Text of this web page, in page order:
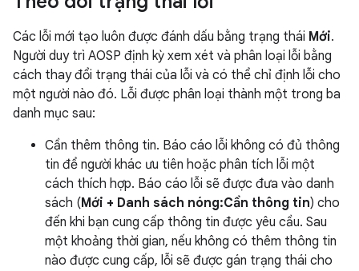
Các lỗi mới tạo luôn được đánh dấu bằng trạng thái Mới.
Người duy trì AOSP định kỳ xem xét và phân loại lỗi bằng
cách thay đổi trạng thái của lỗi và có thể chỉ định lỗi cho
một người nào đó. Lỗi được phân loại thành một trong ba
danh mục sau:
Cần thêm thông tin. Báo cáo lỗi không có đủ thông
tin để người khác ưu tiên hoặc phân tích lỗi một
cách thích hợp. Báo cáo lỗi sẽ được đưa vào danh
sách (Mới + Danh sách nóng:Cần thông tin) cho
đến khi bạn cung cấp thông tin được yêu cầu. Sau
một khoảng thời gian, nếu không có thêm thông tin
nào được cung cấp, lỗi sẽ được gán trạng thái cho